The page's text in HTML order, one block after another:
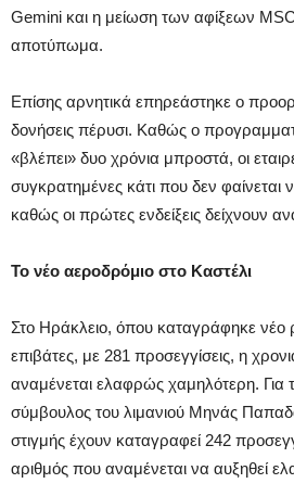
Gemini και η μείωση των αφίξεων
αποτύπωμα.
Επίσης αρνητικά επηρεάστηκε ο
δονήσεις πέρυσι. Καθώς ο
«βλέπει» δυο χρόνια μπροστά, οι
συγκρατημένες κάτι που δεν φαίνεται
καθώς οι πρώτες ενδείξεις δείχνουν
Το νέο αεροδρόμιο στο Καστέλι
Στο Ηράκλειο, όπου καταγράφηκε νέο
επιβάτες, με 281 προσεγγίσεις, η
αναμένεται ελαφρώς χαμηλότερη. Για
σύμβουλος του λιμανιού Μηνάς
στιγμής έχουν καταγραφεί 242
αριθμός που αναμένεται να αυξηθεί